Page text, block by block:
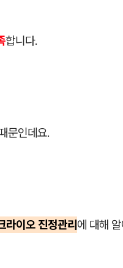
합니다.
문인데요.
라이오 진정관리에 대해